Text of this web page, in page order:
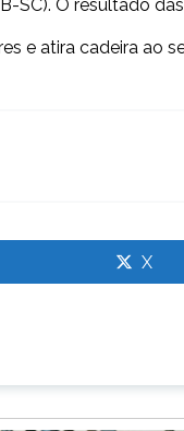
SC). O resultado
e atira cadeira ao
X